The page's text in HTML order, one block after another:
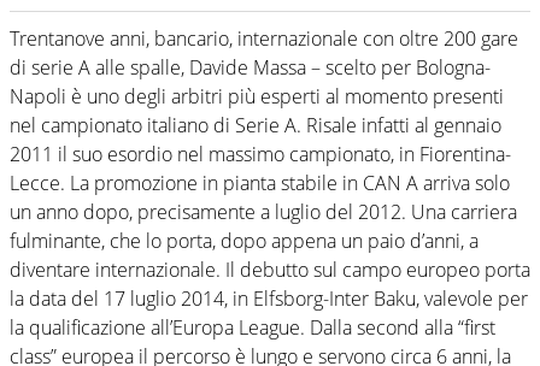
Trentanove anni, bancario, internazionale con oltre 200 gare
di serie A alle spalle, Davide Massa – scelto per Bologna-
Napoli è uno degli arbitri più esperti al momento presenti
nel campionato italiano di Serie A. Risale infatti al gennaio
2011 il suo esordio nel massimo campionato, in Fiorentina-
Lecce. La promozione in pianta stabile in CAN A arriva solo
un anno dopo, precisamente a luglio del 2012. Una carriera
fulminante, che lo porta, dopo appena un paio d’anni, a
diventare internazionale. Il debutto sul campo europeo porta
la data del 17 luglio 2014, in Elfsborg-Inter Baku, valevole per
la qualificazione all’Europa League. Dalla second alla “first
class” europea il percorso è lungo e servono circa 6 anni, la